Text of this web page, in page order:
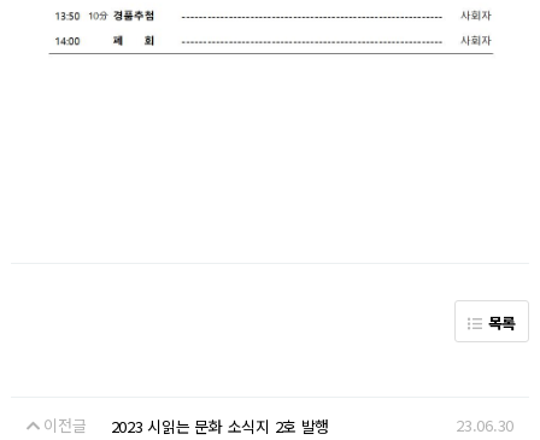
목록
이전글 2023 시읽는 문화 소식지 2호 발행 23.06.30